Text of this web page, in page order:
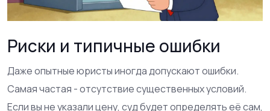
Риски и типичные ошибки
Даже опытные юристы иногда допускают ошибки.
Самая частая - отсутствие существенных условий.
Если вы не указали цену, суд будет определять её сам,